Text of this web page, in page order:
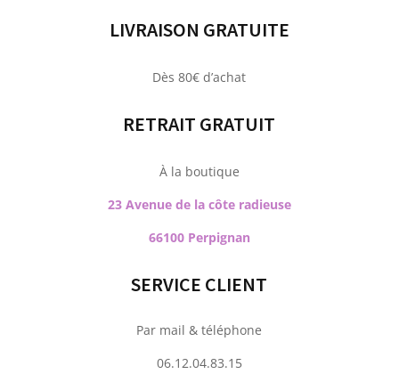
LIVRAISON GRATUITE
Dès 80€ d’achat
RETRAIT GRATUIT
À la boutique
23 Avenue de la côte radieuse
66100 Perpignan
SERVICE CLIENT
Par mail & téléphone
06.12.04.83.15